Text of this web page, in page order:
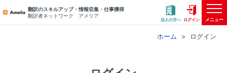
翻訳のスキルアップ・情報収集・仕事獲得
翻訳者ネットワーク アメリア
法人の方へ ログイン メニュー
ホーム ログイン